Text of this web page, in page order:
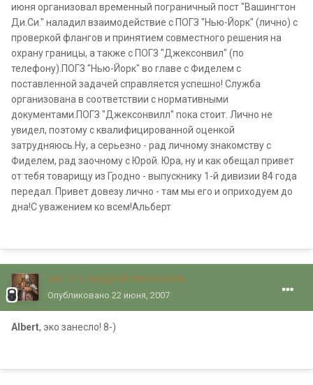
июня организовал временный пограничный пост "Вашингтон
Ди.Си." наладил взаимодействие с ПОГЗ "Нью-Йорк" (лично) с
проверкой флангов и принятием совместного решения на
охрану границы, а также с ПОГЗ "Джексонвил" (по
телефону).ПОГЗ "Нью-Йорк" во главе с Фиделем с
поставленной задачей справляется успешно! Служба
организована в соответствии с нормативными
документами.ПОГЗ "Джексонвилл" пока стоит. Лично не
увидел, поэтому с квалифицированной оценкой
затрудняюсь.Ну, а серьезно - рад личному знакомству с
Фиделем, рад заочному с Юрой. Юра, ну и как обещал привет
от тебя товарищу из Гродно - выпускнику 1-й дивизии 84 года
передал. Привет довезу лично - там мы его и оприходуем до
дна!С уважением ко всем!Альберт
мл. с-т Андрей Николаев
Опубликовано 22 июня, 2007
Albert, эко занесло! 8-)